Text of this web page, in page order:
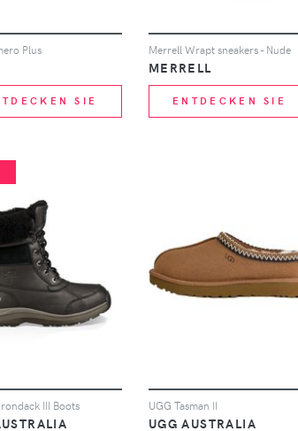
Plus
SIE
Merrell Wrapt sneakers - Nude
MERRELL
ENTDECKEN SIE
III Boots UGG Tasman II
UGG AUSTRALIA